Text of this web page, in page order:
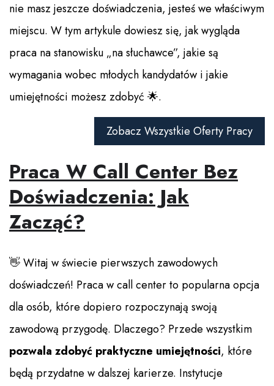
nie masz jeszcze doświadczenia, jesteś we właściwym
miejscu. W tym artykule dowiesz się, jak wygląda
praca na stanowisku „na słuchawce”, jakie są
wymagania wobec młodych kandydatów i jakie
umiejętności możesz zdobyć 🌟.
Zobacz Wszystkie Oferty Pracy
Praca W Call Center Bez
Doświadczenia: Jak
Zacząć?
👋 Witaj w świecie pierwszych zawodowych
doświadczeń! Praca w call center to popularna opcja
dla osób, które dopiero rozpoczynają swoją
zawodową przygodę. Dlaczego? Przede wszystkim
pozwala zdobyć praktyczne umiejętności, które
będą przydatne w dalszej karierze. Instytucje